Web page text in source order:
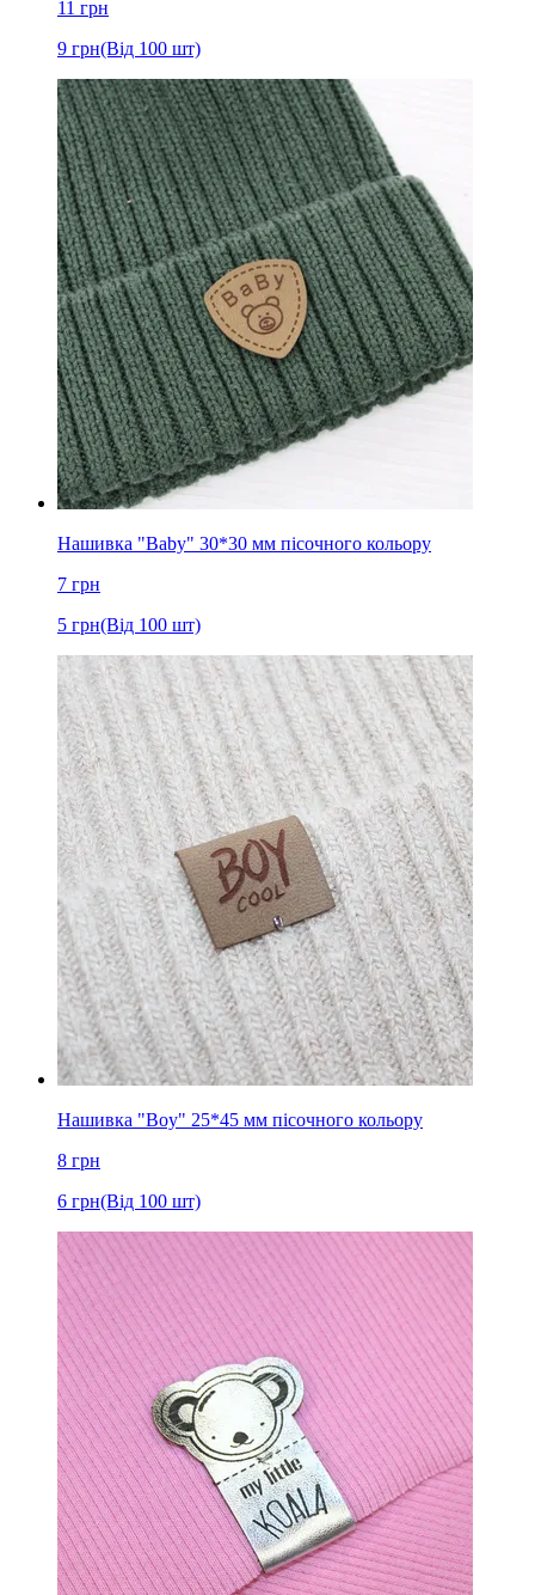
11 грн
9 грн(Від 100 шт)
Нашивка "Baby" 30*30 мм пісочного кольору
7 грн
5 грн(Від 100 шт)
Нашивка "Boy" 25*45 мм пісочного кольору
8 грн
6 грн(Від 100 шт)